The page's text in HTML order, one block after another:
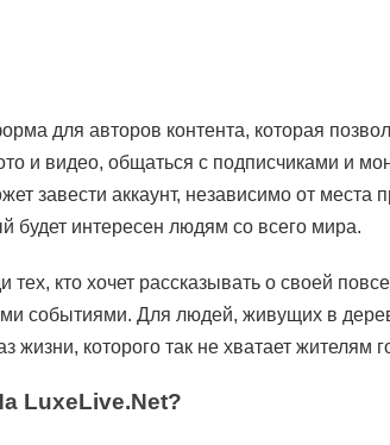
для авторов контента, которая
и видео, общаться с подписчиками и
завести аккаунт, независимо от места
будет интересен людям со всего мира.
кто хочет рассказывать о своей
событиями. Для людей, живущих в
жизни, которого так не хватает жителям
LuxeLive.net?